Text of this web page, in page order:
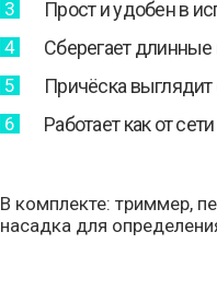
Прост и удобен в
Сберегает
Причёска
Работает как от
В комплекте: триммер,
насадка для